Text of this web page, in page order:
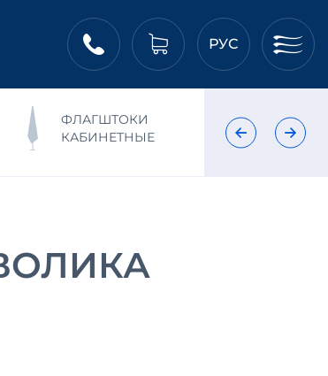
РУС
ФЛАГШТОКИ
КАБИНЕТНЫЕ